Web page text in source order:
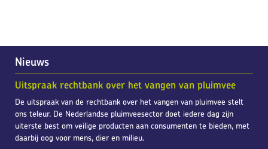
Nieuws
Uitspraak rechtbank over het vangen van pluimvee
De uitspraak van de rechtbank over het vangen van pluimvee stelt
ons teleur. De Nederlandse pluimveesector doet iedere dag zijn
uiterste best om veilige producten aan consumenten te bieden, met
daarbij oog voor mens, dier en milieu.